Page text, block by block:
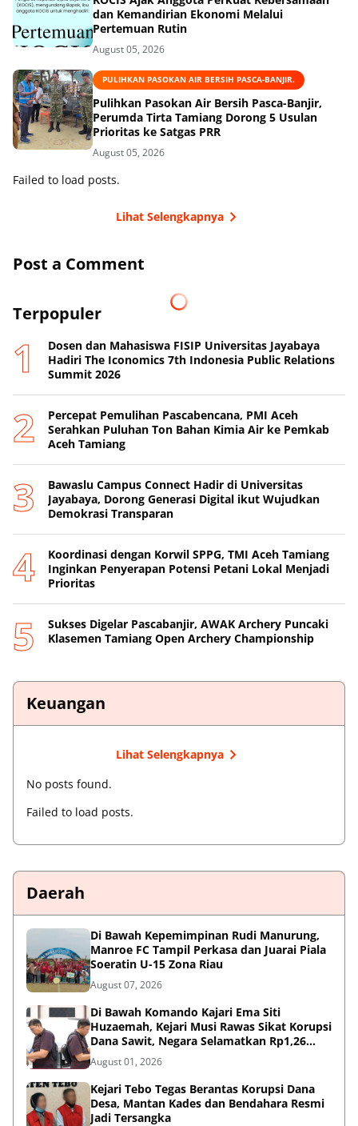
dan Kemandirian Ekonomi Melalui
Pertemuan Rutin
August 05, 2026
PULIHKAN PASOKAN AIR BERSIH PASCA-BANJIR.
Pulihkan Pasokan Air Bersih Pasca-Banjir,
Perumda Tirta Tamiang Dorong 5 Usulan
Prioritas ke Satgas PRR
August 05, 2026
Failed to load posts.
Lihat Selengkapnya
Post a Comment
Terpopuler
Dosen dan Mahasiswa FISIP Universitas Jayabaya
Hadiri The Iconomics 7th Indonesia Public Relations
Summit 2026
Percepat Pemulihan Pascabencana, PMI Aceh
Serahkan Puluhan Ton Bahan Kimia Air ke Pemkab
Aceh Tamiang
Bawaslu Campus Connect Hadir di Universitas
Jayabaya, Dorong Generasi Digital ikut Wujudkan
Demokrasi Transparan
Koordinasi dengan Korwil SPPG, TMI Aceh Tamiang
Inginkan Penyerapan Potensi Petani Lokal Menjadi
Prioritas
Sukses Digelar Pascabanjir, AWAK Archery Puncaki
Klasemen Tamiang Open Archery Championship
Keuangan
Lihat Selengkapnya
No posts found.
Failed to load posts.
Daerah
Di Bawah Kepemimpinan Rudi Manurung,
Manroe FC Tampil Perkasa dan Juarai Piala
Soeratin U-15 Zona Riau
August 07, 2026
Di Bawah Komando Kajari Ema Siti
Huzaemah, Kejari Musi Rawas Sikat Korupsi
Dana Sawit, Negara Selamatkan Rp1,26
Miliar
August 01, 2026
Kejari Tebo Tegas Berantas Korupsi Dana
Desa, Mantan Kades dan Bendahara Resmi
Jadi Tersangka